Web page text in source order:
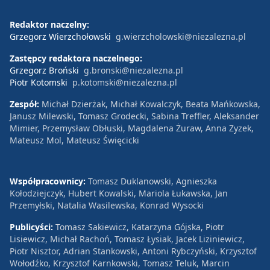
Redaktor naczelny:
Grzegorz Wierzchołowski g.wierzcholowski@niezalezna.pl
Zastępcy redaktora naczelnego:
Grzegorz Broński g.bronski@niezalezna.pl
Piotr Kotomski p.kotomski@niezalezna.pl
Zespół: Michał Dzierżak, Michał Kowalczyk, Beata Mańkowska,
Janusz Milewski, Tomasz Grodecki, Sabina Treffler, Aleksander
Mimier, Przemysław Obłuski, Magdalena Żuraw, Anna Zyzek,
Mateusz Mol, Mateusz Święcicki
Współpracownicy: Tomasz Duklanowski, Agnieszka
Kołodziejczyk, Hubert Kowalski, Mariola Łukawska, Jan
Przemyłski, Natalia Wasilewska, Konrad Wysocki
Publicyści: Tomasz Sakiewicz, Katarzyna Gójska, Piotr
Lisiewicz, Michał Rachoń, Tomasz Łysiak, Jacek Liziniewicz,
Piotr Nisztor, Adrian Stankowski, Antoni Rybczyński, Krzysztof
Wołodźko, Krzysztof Karnkowski, Tomasz Teluk, Marcin